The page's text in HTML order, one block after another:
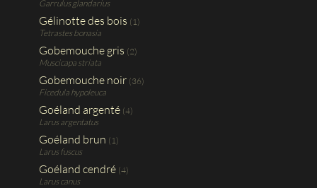
Garrulus glandarius
Gélinotte des bois (1)
Tetrastes bonasia
Gobemouche gris (2)
Muscicapa striata
Gobemouche noir (36)
Ficedula hypoleuca
Goéland argenté (4)
Larus argentatus
Goéland brun (1)
Larus fuscus
Goéland cendré (4)
Larus canus